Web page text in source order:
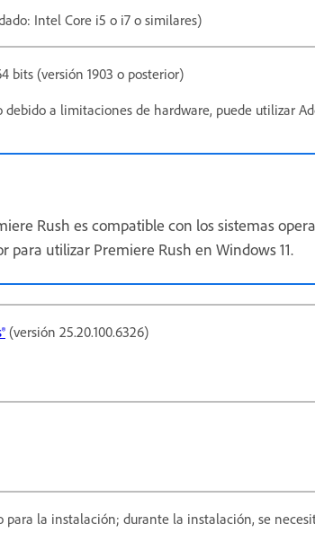
Intel Core i5 o i7 o similares)
bits (versión 1903 o posterior)
a limitaciones de hardware, puede utilizar
Rush es compatible con los sistemas
para utilizar Premiere Rush en Windows 11.
(versión 25.20.100.6326)
para la instalación; durante la instalación, se